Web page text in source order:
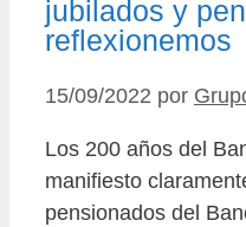
jubilados y
reflexionemos
15/09/2022 por
Los 200 años del
manifiesto
pensionados del